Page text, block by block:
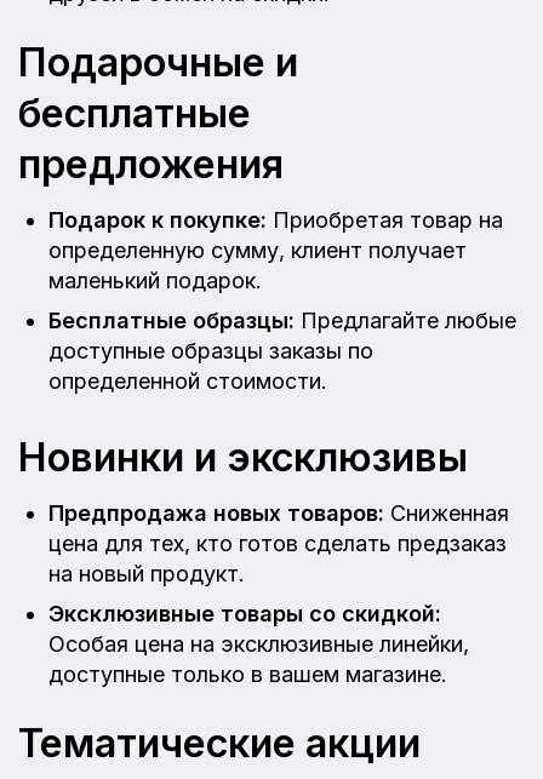
Подарочные и
бесплатные
предложения
Подарок к покупке: Приобретая товар на
определенную сумму, клиент получает
маленький подарок.
Бесплатные образцы: Предлагайте любые
доступные образцы заказы по
определенной стоимости.
Новинки и эксклюзивы
Предпродажа новых товаров: Сниженная
цена для тех, кто готов сделать предзаказ
на новый продукт.
Эксклюзивные товары со скидкой:
Особая цена на эксклюзивные линейки,
доступные только в вашем магазине.
Тематические акции